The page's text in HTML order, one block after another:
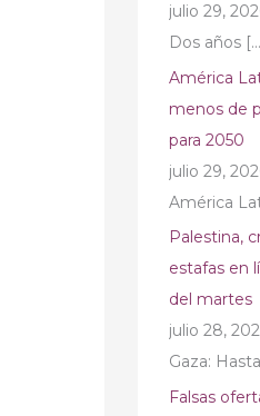
julio 29,
Dos años
América
menos de
para 2050
julio 29,
América
Palestina,
estafas en
del martes
julio 28,
Gaza: Hasta
Falsas